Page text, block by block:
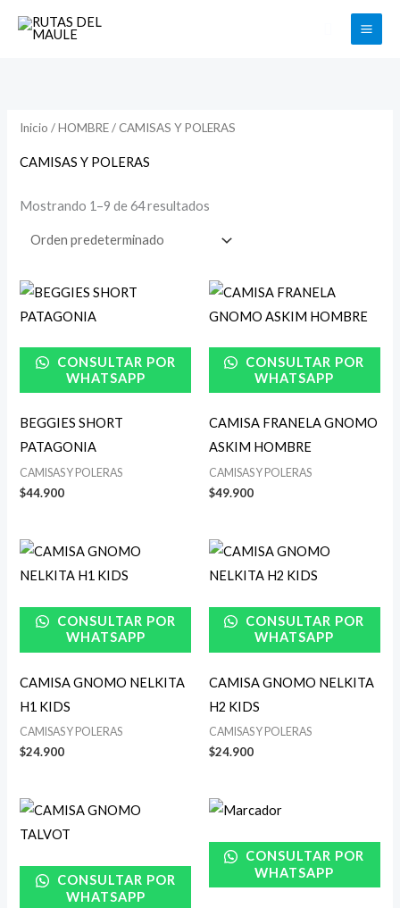
Buscar
Inicio /HOMBRE/ CAMISAS Y POLERAS
CAMISAS Y POLERAS
Mostrando 1–9 de 64 resultados
CONSULTAR POR
WHATSAPP
BEGGIES SHORT
PATAGONIA
CAMISAS Y POLERAS
$44.900
CONSULTAR POR
WHATSAPP
CAMISA FRANELA GNOMO
ASKIM HOMBRE
CAMISAS Y POLERAS
$49.900
CONSULTAR POR
WHATSAPP
CAMISA GNOMO NELKITA
H1 KIDS
CAMISAS Y POLERAS
$24.900
CONSULTAR POR
WHATSAPP
CAMISA GNOMO NELKITA
H2 KIDS
CAMISAS Y POLERAS
$24.900
CONSULTAR POR
WHATSAPP
Rango
de
$42.900
hasta
$44.900
CONSULTAR POR
WHATSAPP